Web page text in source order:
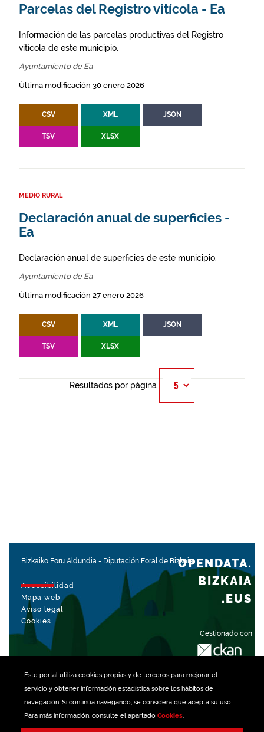
Este portal utiliza cookiespropias y de terceros para mejorar el
servicio y obtener información estadística sobre los hábitos de
navegación. Si continúa navegando, se considera que acepta su uso.
Para más información, consulte el apartado Cookies.
Parcelas del Registro vitícola - Ea
Información de las parcelas productivas del Registro
vitícola de este municipio.
Ayuntamiento de Ea
Última modificación 30 enero 2026
CSV XML JSON
TSV XLSX
MEDIO RURAL
Declaración anual de superficies -
Ea
Declaración anual de superficies de este municipio.
Ayuntamiento de Ea
Última modificación 27 enero 2026
CSV XML JSON
TSV XLSX
Resultados por página
Bizkaiko Foru Aldundia - Diputación Foral de Bizkaia
Accesibilidad
Mapa web
Aviso legal
Cookies
Gestionado con
OPENDATA.
BIZKAIA
.EUS